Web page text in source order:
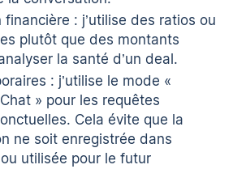
: j’utilise des ratios ou
plutôt que des montants
la santé d’un deal.
: j’utilise le mode «
» pour les requêtes
Cela évite que la
ne soit enregistrée dans
ou utilisée pour le futur